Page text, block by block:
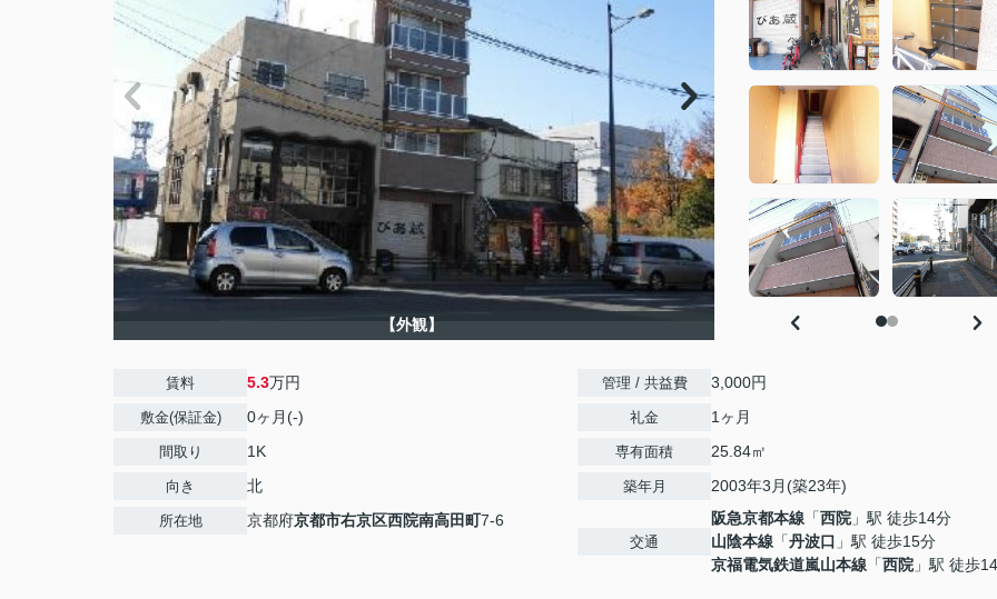
【外観】
賃料 5.3万円
敷金(保証金) 0ヶ月(-)
間取り 1K
向き 北
所在地 京都府京都市右京区西院南高田町7-6
管理 / 共益費 3,000円
礼金 1ヶ月
専有面積 25.84㎡
築年月 2003年3月(築23年)
交通
阪急京都本線 「西院 」駅 徒歩14分
山陰本線 「丹波口 」駅 徒歩15分
京福電気鉄道嵐山本線 「西院 」駅 徒歩